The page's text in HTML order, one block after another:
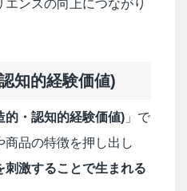
ンスの向上につながり
知的経験価値)
的・認知的経験価値) 」で
品の特徴を押し出し
刺激することで生まれる